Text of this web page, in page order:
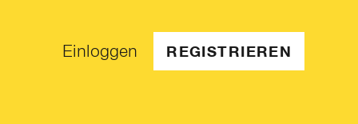
Einloggen REGISTRIEREN